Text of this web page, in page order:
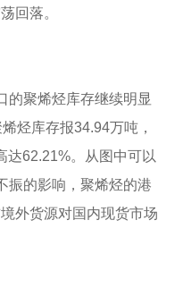
回落。
聚烯烃库存继续明显
烃库存报34.94万吨，
达62.21%。从图中可以
振的影响，聚烯烃的港
外货源对国内现货市场